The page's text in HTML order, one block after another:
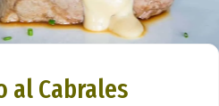
al Cabrales